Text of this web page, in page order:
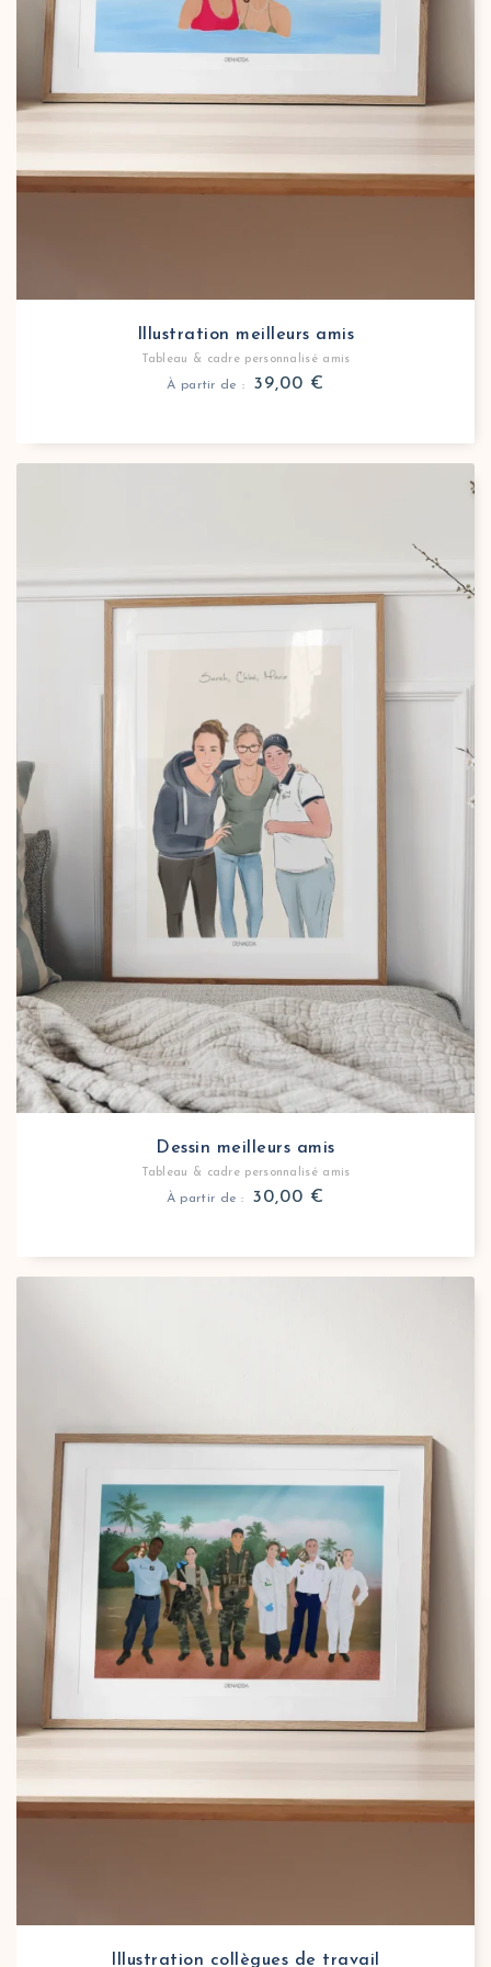
Illustration meilleurs amis
Tableau & cadre personnalisé amis
À partir de : 39,00 €
Dessin meilleurs amis
Tableau & cadre personnalisé amis
À partir de : 30,00 €
Illustration collègues de travail